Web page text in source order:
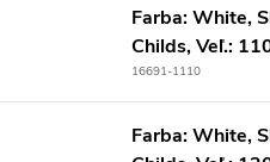
Farba: White,
Childs, Veľ.:
16691-1110
Farba: White,